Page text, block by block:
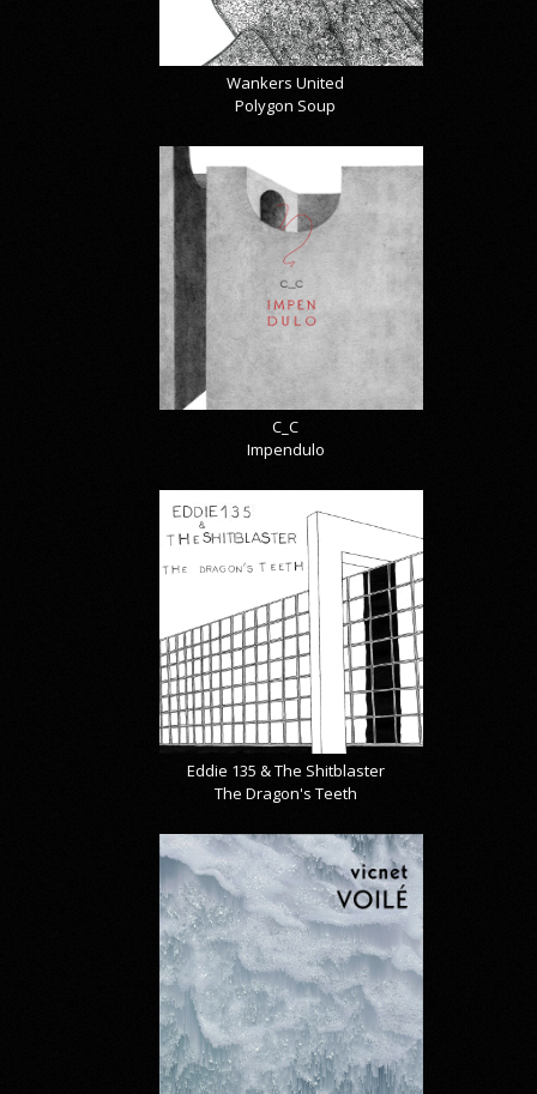
Wankers United
Polygon Soup
C_C
Impendulo
Eddie 135 & The Shitblaster
The Dragon's Teeth